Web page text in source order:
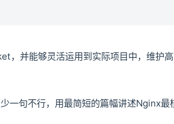
并能够灵活运用到实际项目中，维护高
一句不行，用最简短的篇幅讲述Nginx最